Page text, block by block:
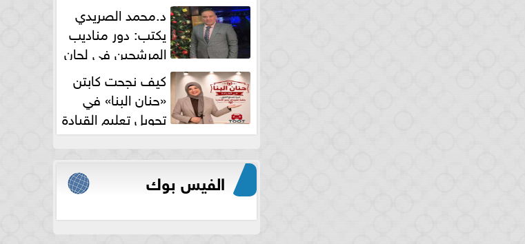
د.محمد الصريدي
يكتب: دور مناديب
المرشحين في لجان
الانتخابات
كيف نجحت كابتن
«حنان البنا» في
تحويل تعليم القيادة
النسائية من خوف...
الفيس بوك